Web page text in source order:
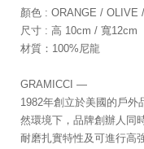
顏色 : ORANGE / OLIVE
尺寸 : 高 10cm / 寬12cm
材質：100%尼龍
GRAMICCI —
1982年創立於美國的戶外
然環境下，品牌創辦人同
耐磨扎實特性及可進行高